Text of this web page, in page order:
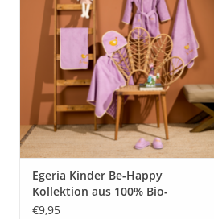
Bio-Baumwolle,.bestehend aus Slipper,
Kapuzentuch, Bademantel Hand- und
Duschtuch.
ZUM WARENKORB HINZUFÜGEN
Egeria Kinder Be-Happy
Kollektion aus 100% Bio-
Baumwolle
€9,95